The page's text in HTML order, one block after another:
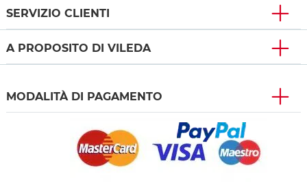
SERVIZIO CLIENTI
A PROPOSITO DI VILEDA
MODALITÀ DI PAGAMENTO